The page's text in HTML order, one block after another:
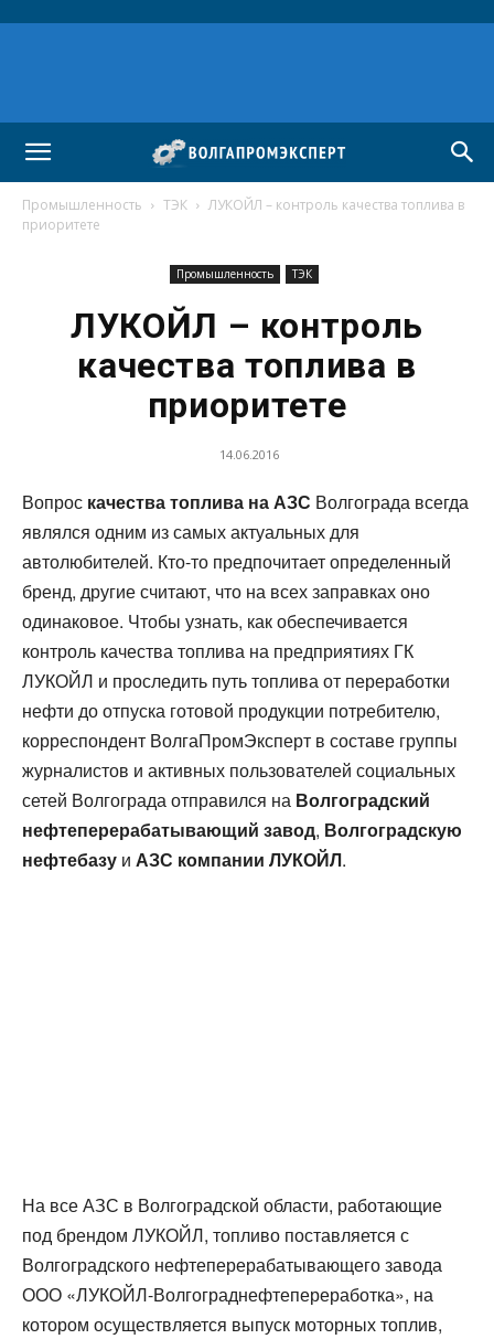
Промышленность ТЭК
ЛУКОЙЛ – контроль качества топлива в
приоритете
Промышленность ТЭК
ЛУКОЙЛ – контроль
качества топлива в
приоритете
14.06.2016
Вопрос качества топлива на АЗС Волгограда всегда
являлся одним из самых актуальных для
автолюбителей. Кто-то предпочитает определенный
бренд, другие считают, что на всех заправках оно
одинаковое. Чтобы узнать, как обеспечивается
контроль качества топлива на предприятиях ГК
ЛУКОЙЛ и проследить путь топлива от переработки
нефти до отпуска готовой продукции потребителю,
корреспондент ВолгаПромЭксперт в составе группы
журналистов и активных пользователей социальных
сетей Волгограда отправился на Волгоградский
нефтеперерабатывающий завод, Волгоградскую
нефтебазу и АЗС компании ЛУКОЙЛ.
На все АЗС в Волгоградской области, работающие
под брендом ЛУКОЙЛ, топливо поставляется с
Волгоградского нефтеперерабатывающего завода
ООО «ЛУКОЙЛ-Волгограднефтепереработка», на
котором осуществляется выпуск моторных топлив,